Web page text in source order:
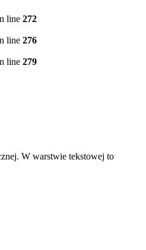
line 272
line 276
line 279
W war­stwie tek­stowej to